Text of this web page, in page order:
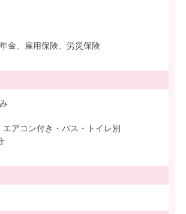
金、雇用保険、労災保険
エアコン付き・バス・トイレ別